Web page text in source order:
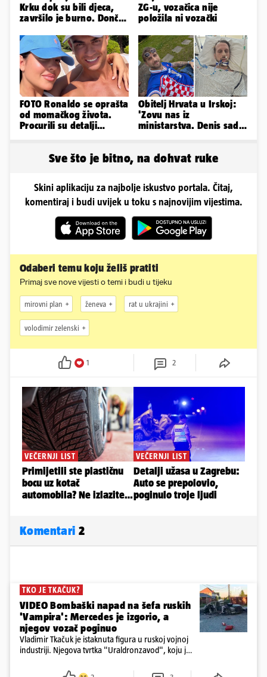
Krku dok su bili djeca,
završilo je burno. Dončić
ZG-u, vozačica nije
položila ni vozački
FOTO Ronaldo se oprašta
od momačkog života.
Procurili su detalji
Obitelj Hrvata u Irskoj:
'Zovu nas iz
ministarstva. Denis sada
Sve što je bitno, na dohvat ruke
Skini aplikaciju za najbolje iskustvo portala. Čitaj,
komentiraj i budi uvijek u toku s najnovijim vijestima.
Odaberi temu koju želiš pratiti
Primaj sve nove vijesti o temi i budi u tijeku
mirovni plan ženeva rat u ukrajini
volodimir zelenski
1 2
Komentari 2
TKO JE TKAČUK?
VIDEO Bombaški napad na šefa ruskih
'Vampira': Mercedes je izgorio, a
njegov vozač poginuo
Vladimir Tkačuk je istaknuta figura u ruskoj vojnoj
industriji. Njegova tvrtka "Uraldronzavod", koju je
View) dronove iz obitelji "Upir"